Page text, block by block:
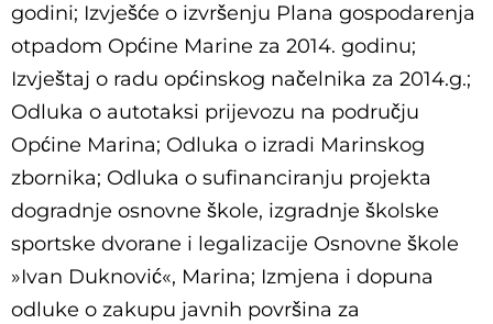
godini; Izvješće o izvršenju Plana gospodarenja
otpadom Općine Marine za 2014. godinu;
Izvještaj o radu općinskog načelnika za 2014.g.;
Odluka o autotaksi prijevozu na području
Općine Marina; Odluka o izradi Marinskog
zbornika; Odluka o sufinanciranju projekta
dogradnje osnovne škole, izgradnje školske
sportske dvorane i legalizacije Osnovne škole
»Ivan Duknović«, Marina; Izmjena i dopuna
odluke o zakupu javnih površina za